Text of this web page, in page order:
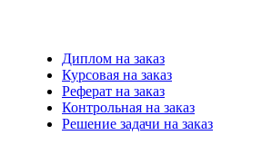
Диплом на заказ
Курсовая на заказ
Реферат на заказ
Контрольная на заказ
Решение задачи на заказ